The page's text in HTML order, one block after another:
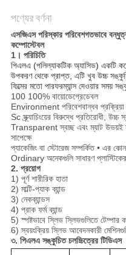
পণ্যের বর্ণনা
এসজিএস পরিস্কার পরিবেশগতভাবে
কম্পোস্টেবল
1। পরিচিতি
পিএলএ (পলিল্যাকটিক অ্যাসিড) একটি
উপকরণ থেকে প্রাপ্ত, এটি খুব উচ্চ
ফিল্মের মতো পারফরম্যান্স দেওয়ার সময়
100 100% বায়োডেগ্রেডেবল
Environment পরিবেশবান্ধব প্রক্রিয়া
Sc স্ক্র্যাচিংয়ের বিরুদ্ধে প্রতিরোধী,
Transparent স্বচ্ছ এবং ম্যাট উভয়ই
সাপেক্ষে
প্যাকেজিং বা স্টোরেজ সম্পর্কিত • এর
Ordinary অনেকগুলি সাধারণ প্লাস্টিকের
2. প্রয়োগ
1) পূর্ণ শারীরিক হাতা
2) মাল্টি-প্যাক ব্যান্ড
3) নেকব্যান্ডস
4) প্রাক ফর্ম ব্যান্ড
5) স্পষ্টভাবে স্লিভ স্লিভগুলিতে টেম্পার
6) স্বয়ংক্রিয় স্লিভ আবেদনকারী
৩. পিএলএ সঙ্কুচিত চলচ্চিত্রের টিডিএস